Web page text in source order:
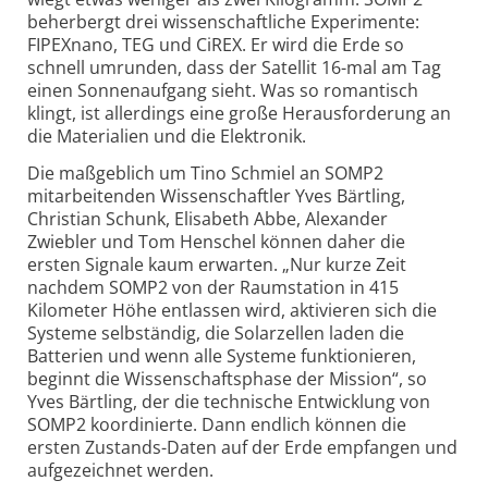
beherbergt drei wissenschaftliche Experimente:
FIPEXnano, TEG und CiREX. Er wird die Erde so
schnell umrunden, dass der Satellit 16-mal am Tag
einen Sonnen­aufgang sieht. Was so romantisch
klingt, ist allerdings eine große Herausforderung an
die Materialien und die Elektronik.
Die maßgeblich um Tino Schmiel an SOMP2
mitarbeitenden Wissenschaftler Yves Bärtling,
Christian Schunk, Elisabeth Abbe, Alexander
Zwiebler und Tom Henschel können daher die
ersten Signale kaum erwarten. „Nur kurze Zeit
nachdem SOMP2 von der Raumstation in 415
Kilometer Höhe entlassen wird, aktivieren sich die
Systeme selbständig, die Solarzellen laden die
Batterien und wenn alle Systeme funktionieren,
beginnt die Wissenschafts­phase der Mission“, so
Yves Bärtling, der die technische Entwicklung von
SOMP2 koordinierte. Dann endlich können die
ersten Zustands-Daten auf der Erde empfangen und
aufgezeichnet werden.